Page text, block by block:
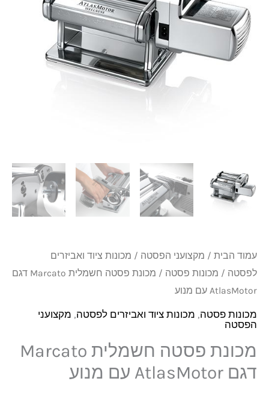
עמוד הבית / מקצועני הפסטה / מכונות ציוד ואביזרים
לפסטה / מכונות פסטה
/ מכונת פסטה חשמלית Marcato דגם
AtlasMotor עם מנוע
מכונות פסטה, מכונות ציוד ואביזרים לפסטה, מקצועני
הפסטה
מכונת פסטה חשמלית Marcato
דגם AtlasMotor עם מנוע
Marcato
דגם
AtlasMotor